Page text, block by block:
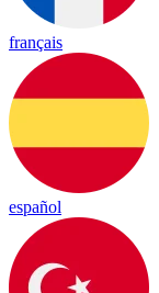
français
español